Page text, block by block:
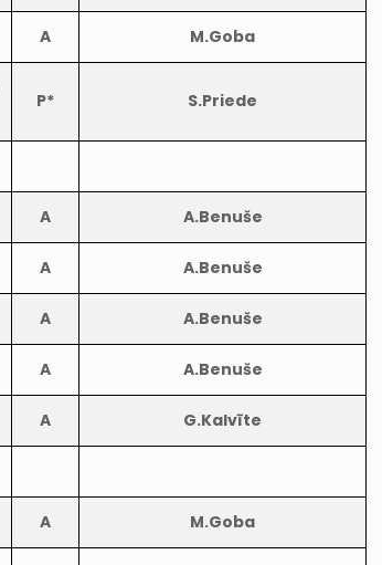
A M.Goba
P* S.Priede
A A.Benuše
A A.Benuše
A A.Benuše
A A.Benuše
A G.Kalvīte
A M.Goba